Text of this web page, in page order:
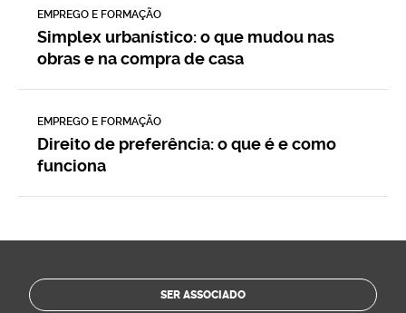
EMPREGO E FORMAÇÃO
Simplex urbanístico: o que mudou nas
obras e na compra de casa
EMPREGO E FORMAÇÃO
Direito de preferência: o que é e como
funciona
SER ASSOCIADO